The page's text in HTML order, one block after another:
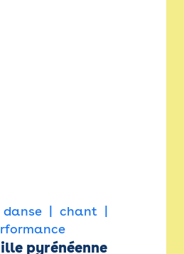
danse
chant
pyrénéenne